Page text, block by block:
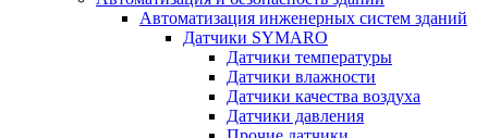
Автоматизация инженерных систем зданий
Датчики SYMARO
Датчики температуры
Датчики влажности
Датчики качества воздуха
Датчики давления